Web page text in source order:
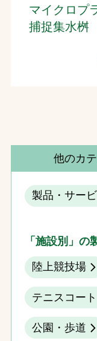
マイクロプ
捕捉集水桝
他のカ
製品・サー
「施設別」の
陸上競技場
テニスコート
公園・歩道